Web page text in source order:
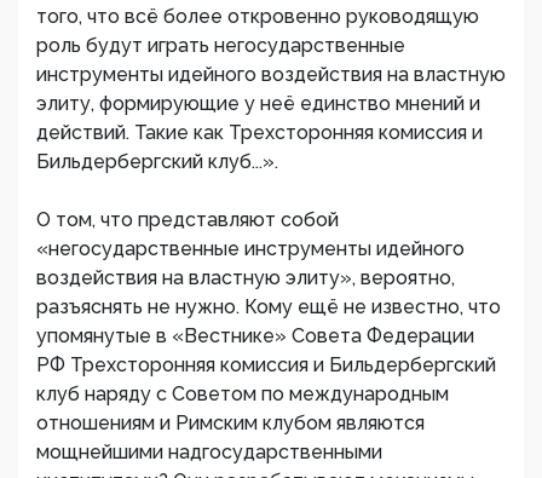
того, что всё более откровенно руководящую
роль будут играть негосударственные
инструменты идейного воздействия на властную
элиту, формирующие у неё единство мнений и
действий. Такие как Трехсторонняя комиссия и
Бильдербергский клуб...».
О том, что представляют собой
«негосударственные инструменты идейного
воздействия на властную элиту», вероятно,
разъяснять не нужно. Кому ещё не известно, что
упомянутые в «Вестнике» Совета Федерации
РФ Трехсторонняя комиссия и Бильдербергский
клуб наряду с Советом по международным
отношениям и Римским клубом являются
мощнейшими надгосударственными